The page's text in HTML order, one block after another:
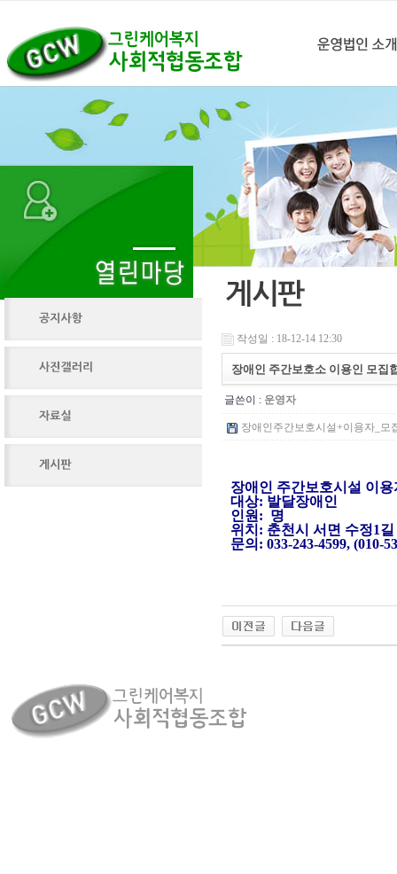
작성일 : 18-12-14 12:30
장애인 주간보호소 이용인 모집
글쓴이 : 운영자
장애인주간보호시설+이용자_모
장애인 주간보호시설 이용
대상: 발달장애인
인원: 명
위치: 춘천시 서면 수정1길
문의: 033-243-4599, (010-